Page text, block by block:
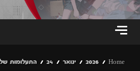
Home
2026 ינואר 24 התעלומות של